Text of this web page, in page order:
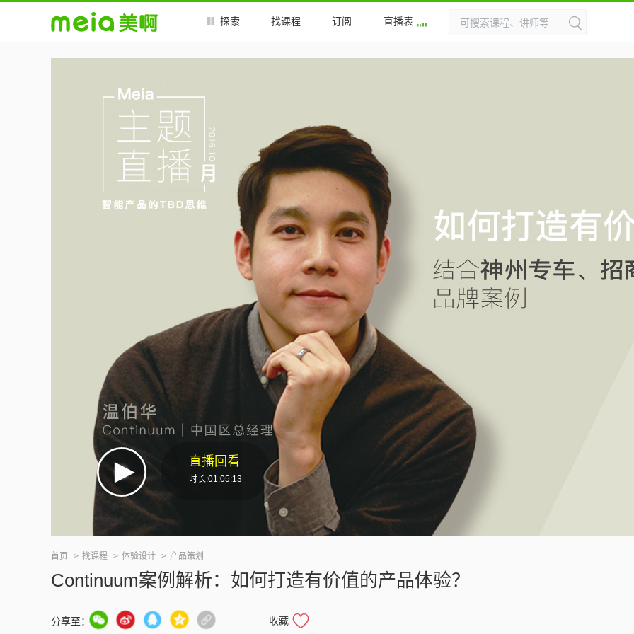
探索
找课程 订阅 直播表
直播回看
时长:01:05:13
首页 找课程 体验设计 产品策划
Continuum案例解析：如何打造有价值的产品体验？
分享至： 收藏